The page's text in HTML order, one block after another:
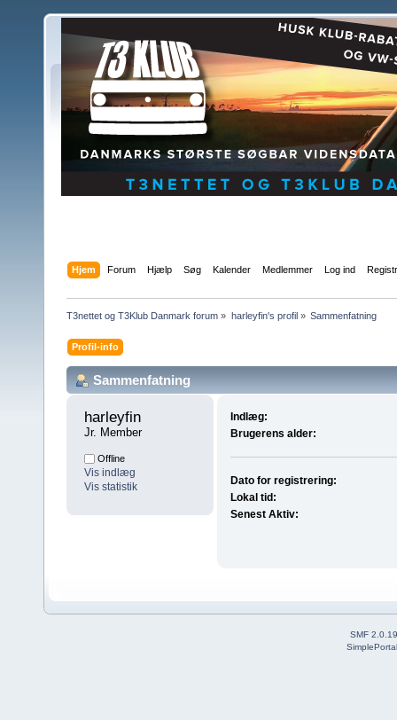
Hjem Forum Hjælp Søg Kalender Medlemmer Log ind
T3nettet og T3Klub Danmark forum » harleyfin's profil» Sammenfatning
Profil-info
Sammenfatning
harleyfin
Jr. Member
Offline
Vis indlæg
Vis statistik
Indlæg:
Brugerens alder:
Dato for registrering:
Lokal tid:
Senest Aktiv:
SMF 2.0.19